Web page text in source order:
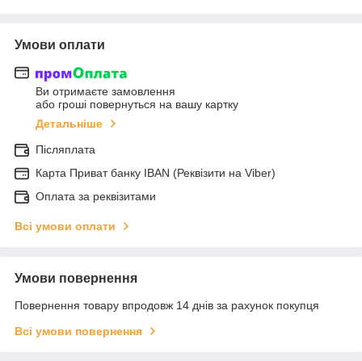
Умови оплати
Ви отримаєте замовлення
або гроші повернуться на вашу картку
Детальніше
Післяплата
Карта Приват банку IBAN (Реквізити на Viber)
Оплата за реквізитами
Всі умови оплати
Умови повернення
Повернення товару впродовж 14 днів за рахунок покупця
Всі умови повернення